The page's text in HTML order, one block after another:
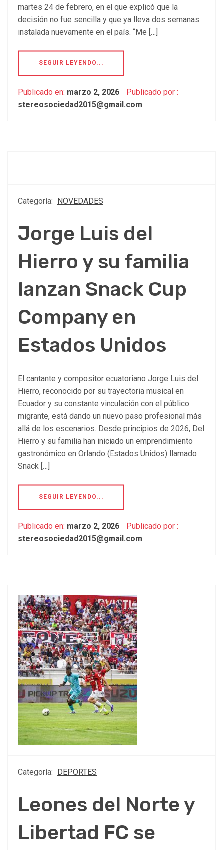
martes 24 de febrero, en el que explicó que la
decisión no fue sencilla y que ya lleva dos semanas
instalada nuevamente en el país. “Me […]
SEGUIR LEYENDO...
Publicado en: marzo 2, 2026
Publicado por :
stereosociedad2015@gmail.com
Categoría: NOVEDADES
Jorge Luis del
Hierro y su familia
lanzan Snack Cup
Company en
Estados Unidos
El cantante y compositor ecuatoriano Jorge Luis del
Hierro, reconocido por su trayectoria musical en
Ecuador y su constante vinculación con el público
migrante, está dando un nuevo paso profesional más
allá de los escenarios. Desde principios de 2026, Del
Hierro y su familia han iniciado un emprendimiento
gastronómico en Orlando (Estados Unidos) llamado
Snack […]
SEGUIR LEYENDO...
Publicado en: marzo 2, 2026
Publicado por :
stereosociedad2015@gmail.com
Categoría: DEPORTES
Leones del Norte y
Libertad FC se